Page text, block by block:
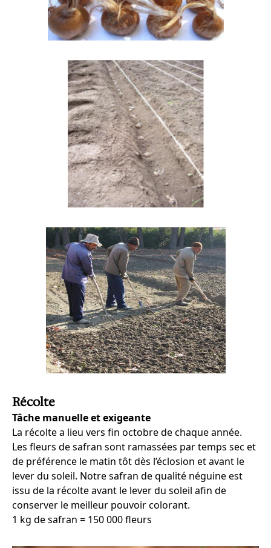
Récolte
Tâche manuelle et exigeante
La récolte a lieu vers fin octobre de chaque année.
Les fleurs de safran sont ramassées par temps sec et
de préférence le matin tôt dès l’éclosion et avant le
lever du soleil. Notre safran de qualité néguine est
issu de la récolte avant le lever du soleil afin de
conserver le meilleur pouvoir colorant.
1 kg de safran = 150 000 fleurs